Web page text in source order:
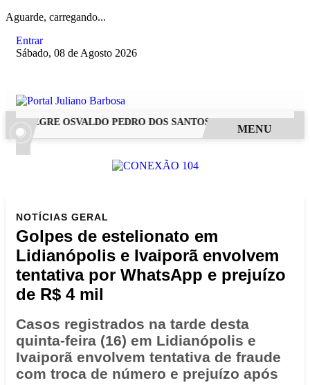
Aguarde, carregando...
Entrar
Sábado, 08 de Agosto 2026
ALEGRE OSVALDO PEDRO DOS SANTOS, O “NEGUINHO DA
MENU
NOTÍCIAS GERAL
Golpes de estelionato em
Lidianópolis e Ivaiporã envolvem
tentativa por WhatsApp e prejuízo
de R$ 4 mil
Casos registrados na tarde desta
quinta-feira (16) em Lidianópolis e
Ivaiporã envolvem tentativa de fraude
com troca de número e prejuízo após